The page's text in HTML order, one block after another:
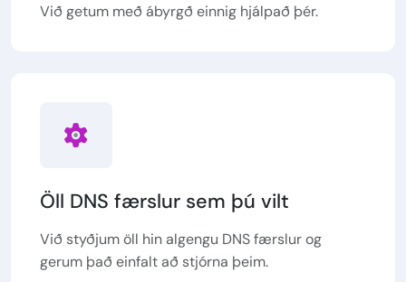
Við getum með ábyrgð einnig hjálpað þér.
Öll DNS færslur sem þú vilt
Við styðjum öll hin algengu DNS færslur og
gerum það einfalt að stjórna þeim.